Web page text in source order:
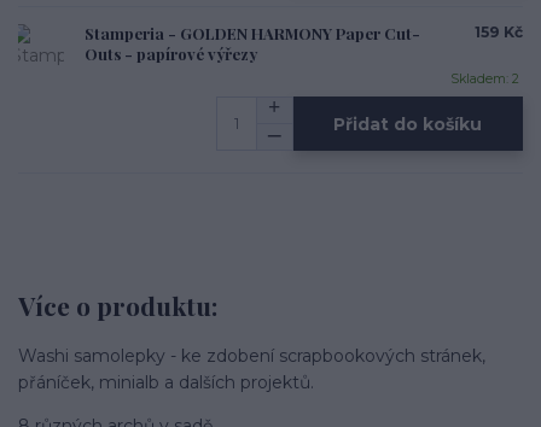
Stamperia - GOLDEN HARMONY Paper Cut-
Outs - papírové výřezy
159 Kč
Skladem: 2
Přidat do košíku
Více o produktu:
Washi samolepky - ke zdobení scrapbookových stránek,
přáníček, minialb a dalších projektů.